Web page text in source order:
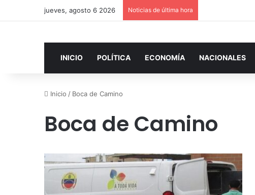
jueves, agosto 6 2026 Noticias de última hora
INICIO POLÍTICA ECONOMÍA NACIONALES
Inicio / Boca de Camino
Boca de Camino